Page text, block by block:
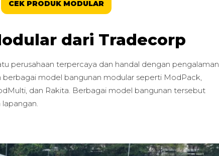
CEK PRODUK MODULAR
dari Tradecorp
perusahaan terpercaya dan handal dengan pengalaman
model bangunan modular seperti ModPack,
dan Rakita. Berbagai model bangunan tersebut